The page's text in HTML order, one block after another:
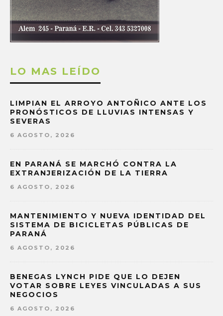
LO MAS LEÍDO
LIMPIAN EL ARROYO ANTOÑICO ANTE LOS
PRONÓSTICOS DE LLUVIAS INTENSAS Y
SEVERAS
6 AGOSTO, 2026
EN PARANÁ SE MARCHÓ CONTRA LA
EXTRANJERIZACIÓN DE LA TIERRA
6 AGOSTO, 2026
MANTENIMIENTO Y NUEVA IDENTIDAD DEL
SISTEMA DE BICICLETAS PÚBLICAS DE
PARANÁ
6 AGOSTO, 2026
BENEGAS LYNCH PIDE QUE LO DEJEN
VOTAR SOBRE LEYES VINCULADAS A SUS
NEGOCIOS
6 AGOSTO, 2026